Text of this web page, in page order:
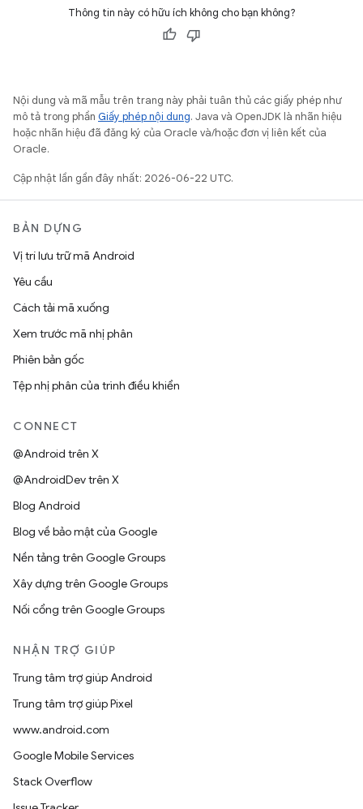
Thông tin này có hữu ích không cho bạn không?
Nội dung và mã mẫu trên trang này phải tuân thủ các giấy phép như
mô tả trong phần Giấy phép nội dung. Java và OpenJDK là nhãn hiệu
hoặc nhãn hiệu đã đăng ký của Oracle và/hoặc đơn vị liên kết của
Oracle.
Cập nhật lần gần đây nhất: 2026-06-22 UTC.
BẢN DỰNG
Vị trí lưu trữ mã Android
Yêu cầu
Cách tải mã xuống
Xem trước mã nhị phân
Phiên bản gốc
Tệp nhị phân của trình điều khiển
CONNECT
@Android trên X
@AndroidDev trên X
Blog Android
Blog về bảo mật của Google
Nền tảng trên Google Groups
Xây dựng trên Google Groups
Nối cổng trên Google Groups
NHẬN TRỢ GIÚP
Trung tâm trợ giúp Android
Trung tâm trợ giúp Pixel
www.android.com
Google Mobile Services
Stack Overflow